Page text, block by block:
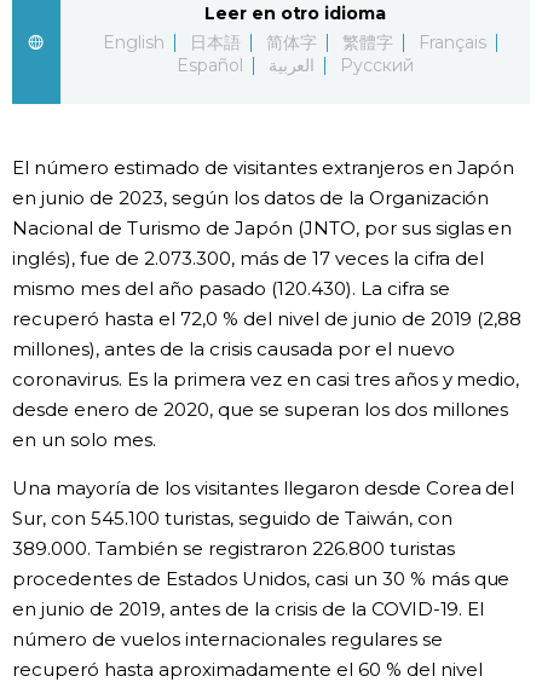
Gente
Blog
Tokio
Avisos
official SNS
Leer en otro idioma
English
日本語 简体字 繁體字
Français
Español
العربية Русский
El número estimado de visitantes extranjeros en Japón
en junio de 2023, según los datos de la Organización
Nacional de Turismo de Japón (JNTO, por sus siglas en
inglés), fue de 2.073.300, más de 17 veces la cifra del
mismo mes del año pasado (120.430). La cifra se
recuperó hasta el 72,0 % del nivel de junio de 2019 (2,88
millones), antes de la crisis causada por el nuevo
coronavirus. Es la primera vez en casi tres años y medio,
desde enero de 2020, que se superan los dos millones
en un solo mes.
Una mayoría de los visitantes llegaron desde Corea del
Sur, con 545.100 turistas, seguido de Taiwán, con
389.000. También se registraron 226.800 turistas
procedentes de Estados Unidos, casi un 30 % más que
en junio de 2019, antes de la crisis de la COVID-19. El
número de vuelos internacionales regulares se
recuperó hasta aproximadamente el 60 % del nivel